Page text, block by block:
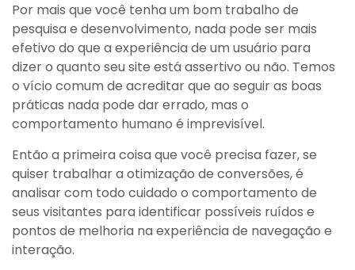
Por mais que você tenha um bom trabalho de
pesquisa e desenvolvimento, nada pode ser mais
efetivo do que a experiência de um usuário para
dizer o quanto seu site está assertivo ou não. Temos
o vício comum de acreditar que ao seguir as boas
práticas nada pode dar errado, mas o
comportamento humano é imprevisível.
Então a primeira coisa que você precisa fazer, se
quiser trabalhar a otimização de conversões, é
analisar com todo cuidado o comportamento de
seus visitantes para identificar possíveis ruídos e
pontos de melhoria na experiência de navegação e
interação.